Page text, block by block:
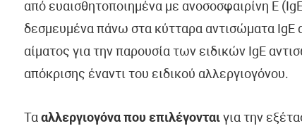
από ευαισθητοποιημένα με ανοσοσφαιρίνη Ε
δεσμευμένα πάνω στα κύτταρα αντισώματα IgE
αίματος για την παρουσία των ειδικών IgE
απόκρισης έναντι του ειδικού αλλεργιογόνου.
Τα αλλεργιογόνα που επιλέγονταιγια την